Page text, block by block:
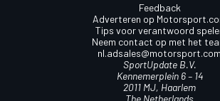
Feedback
Adverteren op
Tips voor verantwoord
Neem contact op met het
nl.adsales@motorsport.com
SportUpdate B.V.
Kennemerplein 6 – 14
2011 MJ, Haarlem
The Netherlands